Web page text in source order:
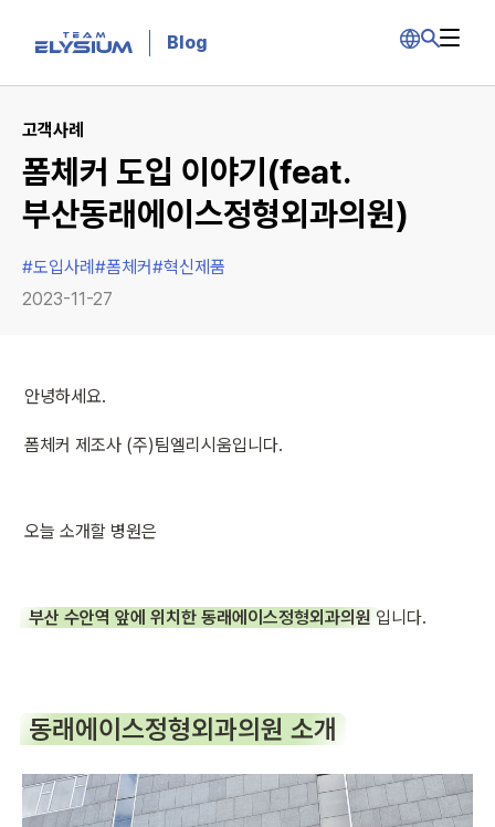
Blog
고객사례
폼체커 도입 이야기(feat.
부산동래에이스정형외과의원)
#도입사례 #폼체커#혁신제품
2023-11-27
안녕하세요.
폼체커 제조사 (주)팀엘리시움입니다.
오늘 소개할 병원은
부산 수안역 앞에 위치한 동래에이스정형외과의원 입니다.
동래에이스정형외과의원 소개